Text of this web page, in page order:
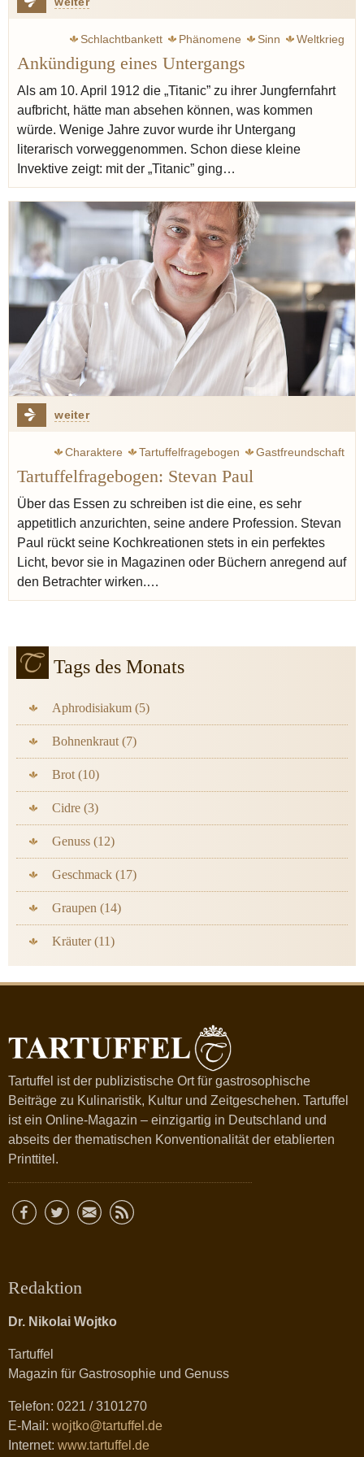
Schlachtbankett Phänomene Sinn
Weltkrieg
Zweig Stefan
Krieg Escoffier Auguste
Austern
Käse Spargel Lachs Graupen
Gerste
Birne
Sherry Madeira
Ankündigung eines Untergangs
Als am 10. April 1912 die „Titanic” zu ihrer Jungfernfahrt
aufbricht, hätte man absehen können, was kommen
würde. Wenige Jahre zuvor wurde ihr Untergang
literarisch vorweggenommen. Schon diese kleine
Invektive zeigt: mit der „Titanic” ging…
weiter
Charaktere Tartuffelfragebogen
Gastfreundschaft
Menü
Foodstylist Blogger Fotografie
Vegetarisch
Seiser Katharina
Tartuffelfragebogen: Stevan Paul
Über das Essen zu schreiben ist die eine, es sehr
appetitlich anzurichten, seine andere Profession. Stevan
Paul rückt seine Kochkreationen stets in ein perfektes
Licht, bevor sie in Magazinen oder Büchern anregend auf
den Betrachter wirken.…
Tags des Monats
Aphrodisiakum (5)
Bohnenkraut (7)
Brot (10)
Cidre (3)
Genuss (12)
Geschmack (17)
Graupen (14)
Kräuter (11)
Tartuffel ist der publizistische Ort für gastrosophische
Beiträge zu Kulinaristik, Kultur und Zeitgeschehen. Tartuffel
ist ein Online-Magazin – einzigartig in Deutschland und
abseits der thematischen Konventionalität der etablierten
Printtitel.
Redaktion
Dr. Nikolai Wojtko
Tartuffel
Magazin für Gastrosophie und Genuss
Telefon: 0221 / 3101270
E-Mail: wojtko@tartuffel.de
Internet: www.tartuffel.de